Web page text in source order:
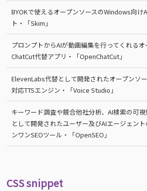
BYOKで使えるオープンソースのWindows向け
ト・「Skim」
プロンプトからAIが動画編集を行ってくれるオ
ChatCut代替アプリ・「OpenChatCut」
ElevenLabs代替として開発されたオープンソ
対応TTSエンジン・「Voice Studio」
キーワード調査や競合他社分析、AI検索の可
として開発されたユーザー及びAIエージェン
ンワンSEOツール・「OpenSEO」
CSS snippet